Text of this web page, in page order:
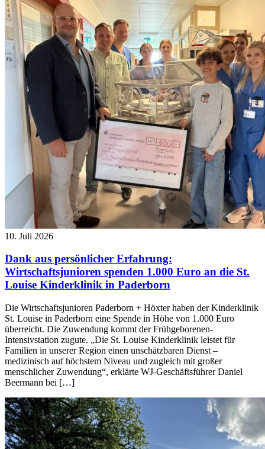
10. Juli 2026
Dank aus persönlicher Erfahrung:
Wirtschaftsjunioren spenden 1.000 Euro an die St.
Louise Kinderklinik in Paderborn
Die Wirtschaftsjunioren Paderborn + Höxter haben der Kinderklinik
St. Louise in Paderborn eine Spende in Höhe von 1.000 Euro
überreicht. Die Zuwendung kommt der Frühgeborenen-
Intensivstation zugute. „Die St. Louise Kinderklinik leistet für
Familien in unserer Region einen unschätzbaren Dienst –
medizinisch auf höchstem Niveau und zugleich mit großer
menschlicher Zuwendung“, erklärte WJ-Geschäftsführer Daniel
Beermann bei […]